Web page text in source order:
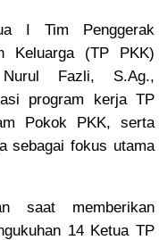
I Tim Penggerak
Keluarga (TP PKK)
Fazli, S.Ag.,
program kerja TP
Pokok PKK, serta
sebagai fokus utama
saat memberikan
14 Ketua TP